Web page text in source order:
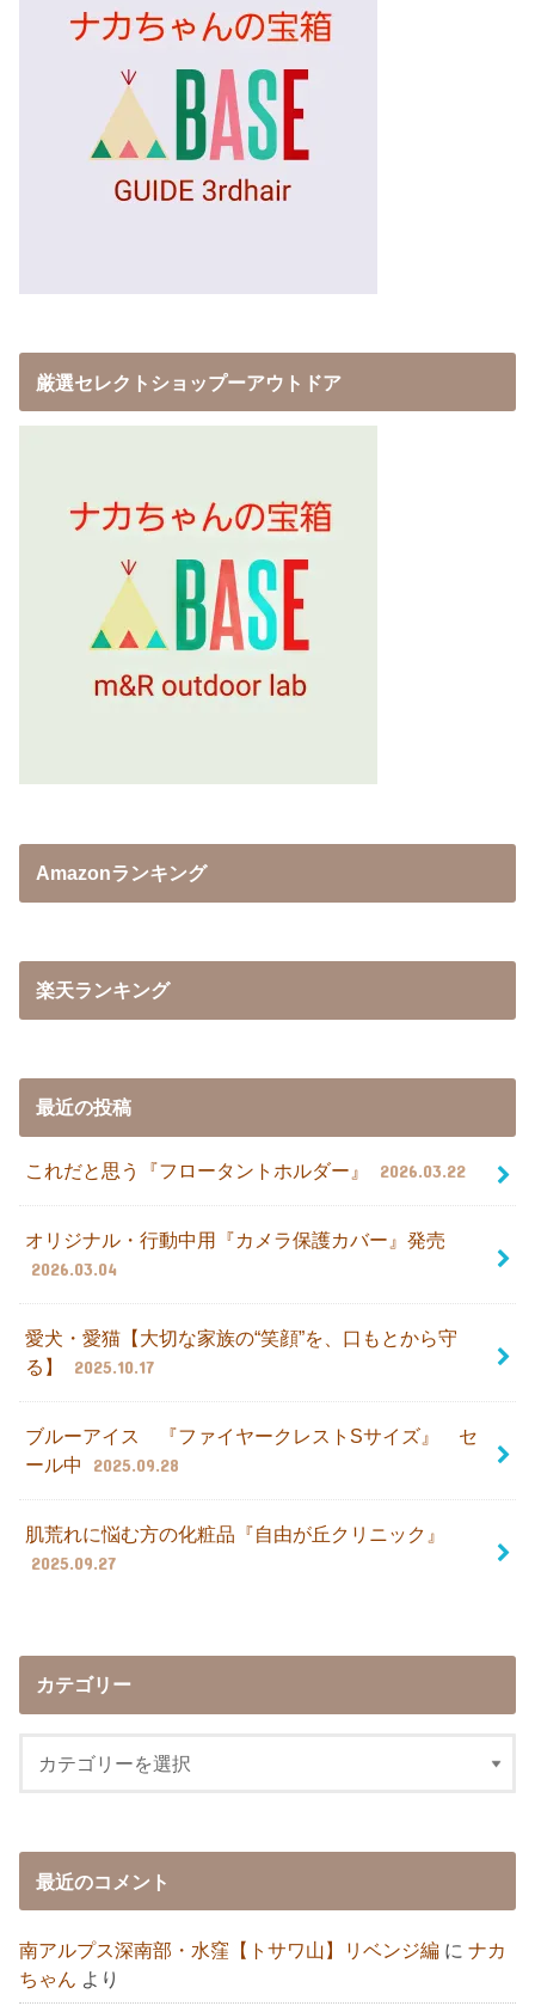
厳選セレクトショップーアウトドア
Amazonランキング
楽天ランキング
最近の投稿
これだと思う『フロータントホルダー』 2026.03.22
オリジナル・行動中用『カメラ保護カバー』発売
2026.03.04
愛犬・愛猫【大切な家族の“笑顔”を、口もとから守
る】
2025.10.17
ブルーアイス 『ファイヤークレストSサイズ』 セ
ール中
2025.09.28
肌荒れに悩む方の化粧品『自由が丘クリニック』
2025.09.27
カテゴリー
最近のコメント
南アルプス深南部・水窪【トサワ山】リベンジ編 にナカ
ちゃん より